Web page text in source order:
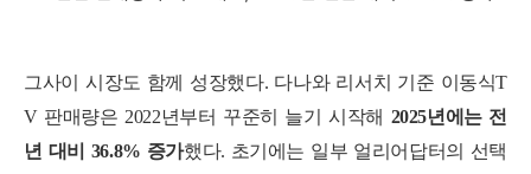
그사이 시장도 함께 성장했다. 다나와 리서치 기준 이동식T
V 판매량은 2022년부터 꾸준히 늘기 시작해 2025년에는 전
년 대비 36.8% 증가했다. 초기에는 일부 얼리어답터의 선택